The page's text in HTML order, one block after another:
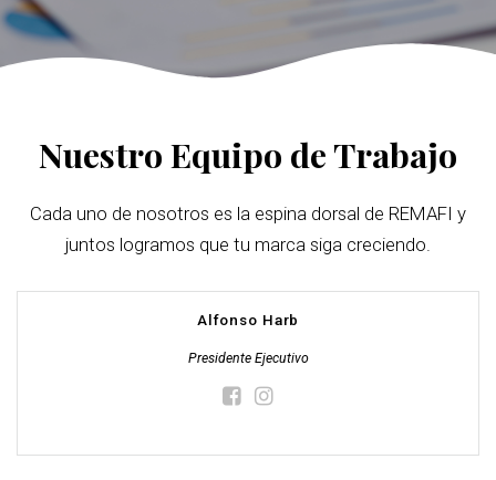
Nuestro Equipo de Trabajo
Cada uno de nosotros es la espina dorsal de REMAFI y
juntos logramos que tu marca siga creciendo.
Alfonso Harb
Presidente Ejecutivo